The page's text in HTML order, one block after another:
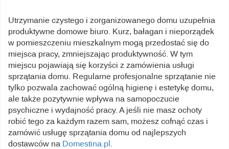
Utrzymanie czystego i zorganizowanego domu uzupełnia
produktywne domowe biuro. Kurz, bałagan i nieporządek
w pomieszczeniu mieszkalnym mogą przedostać się do
miejsca pracy, zmniejszając produktywność. W tym
miejscu pojawiają się korzyści z zamówienia usługi
sprzątania domu. Regularne profesjonalne sprzątanie nie
tylko pozwala zachować ogólną higienę i estetykę domu,
ale także pozytywnie wpływa na samopoczucie
psychiczne i wydajność pracy. A jeśli nie masz ochoty
robić tego za każdym razem sam, możesz cofnąć czas i
zamówić usługę sprzątania domu od najlepszych
dostawców na Domestina.pl